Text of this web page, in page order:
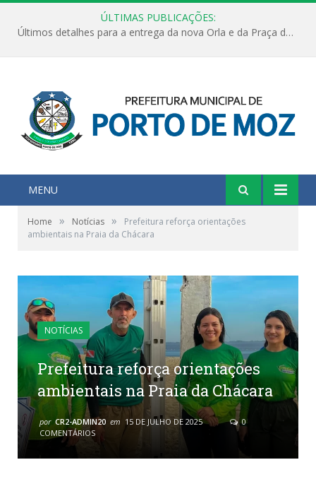
ÚLTIMAS PUBLICAÇÕES:
Encontro pela Saúde Mental de Mães Atípicas
MENU
Home » Notícias »
Prefeitura reforça orientações
ambientais na Praia da Chácara
NOTÍCIAS
Prefeitura reforça orientações
ambientais na Praia da Chácara
por CR2-ADMIN20 em 15 DE JULHO DE 2025
0
COMENTÁRIOS